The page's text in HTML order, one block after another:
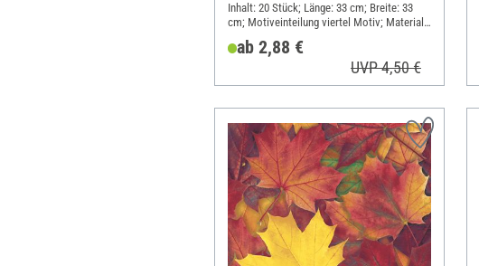
Inhalt: 20 Stück; Länge: 33 cm; Breite: 33
cm; Motiveinteilung viertel Motiv; Material:
Papier
ab 2,88 €
UVP 4,50 €